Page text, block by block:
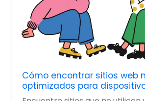
Cómo encontrar sitios web
optimizados para